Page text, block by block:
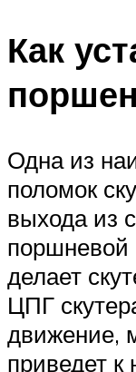
Как
Одна из
поломок
выхода из
поршневой
делает
ЦПГ
движение,
приведет к